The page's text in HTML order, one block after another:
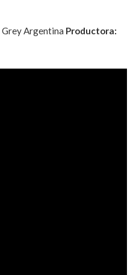
Grey Argentina Productora: